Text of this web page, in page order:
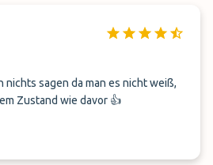
nichts sagen da man es nicht weiß,
Zustand wie davor 👍